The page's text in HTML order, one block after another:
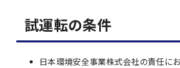
試運転の条件
日本環境安全事業株式会社の責任に